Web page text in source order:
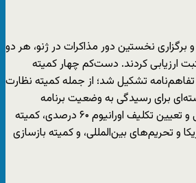
نخستین دور مذاکرات در ژنو، هر دو
ارزیابی کردند. دست‌کم چهار کمیته
تشکیل شد؛ از جمله کمیته نظارت
برای رسیدگی به وضعیت برنامه
هسته‌ای جمهوری اسلامی و تعیین تکلیف اورانیوم ۶۰ درصدی، کمیته
و تحریم‌های بین‌المللی، و کمیته بازسازی